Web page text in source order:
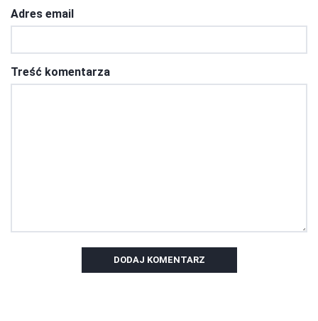
Adres email
Treść komentarza
DODAJ KOMENTARZ